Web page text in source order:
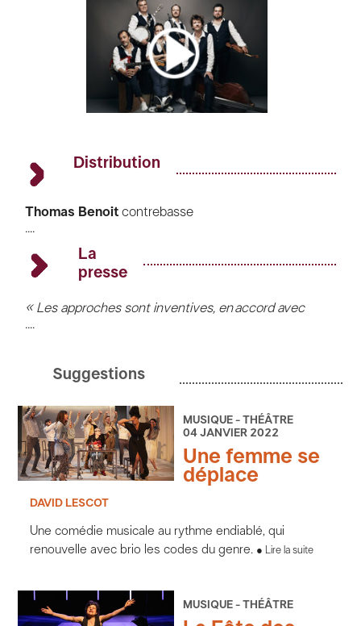
Distribution
Thomas Benoit contrebasse
Chadi Chouman
Cédric Ermolieff
Simon Mimounchant, violon, trompette, guitare
Olivier Sulpicebanjo, mandoline
production Eric Ghenassia (DSLZ)
disque disponible, coproduit avec les Productions
Jacques Canetti
....
La
presse
« Les approches sont inventives, en accord avec
le sens mais aussi les courbes mélodico-rythmiques
....
Suggestions
MUSIQUE - THÉÂTRE
04 JANVIER 2022
Une femme se
déplace
DAVID LESCOT
Une comédie musicale au rythme endiablé, qui
renouvelle avec brio les codes du genre.
Lire la suite
MUSIQUE - THÉÂTRE